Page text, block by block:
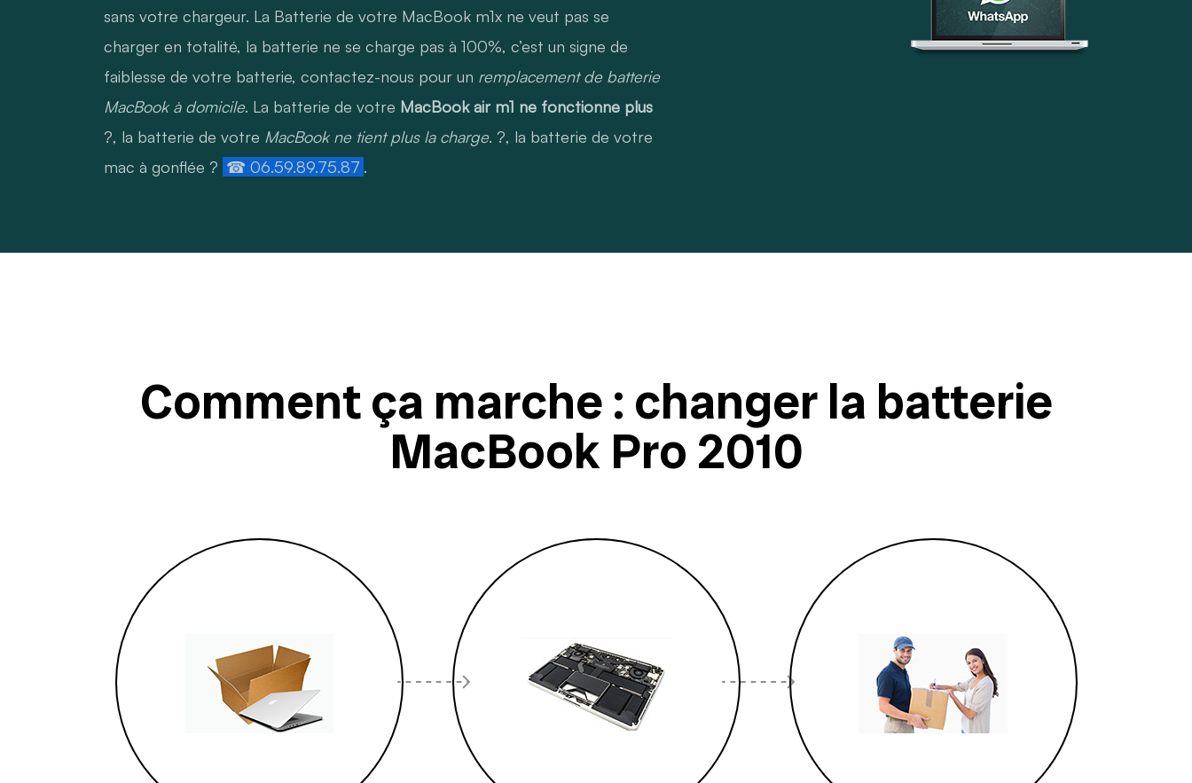
sans votre chargeur. La Batterie de votre MacBook m1x ne veut pas se
charger en totalité, la batterie ne se charge pas à 100%, c’est un signe de
faiblesse de votre batterie, contactez-nous pour un remplacement de batterie
MacBook à domicile. La batterie de votre MacBook air m1 ne fonctionne plus
?, la batterie de votre MacBook ne tient plus la charge. ?, la batterie de votre
mac à gonflée ? ☎ 06.59.89.75.87 .
Comment ça marche : changer la batterie
MacBook Pro 2010